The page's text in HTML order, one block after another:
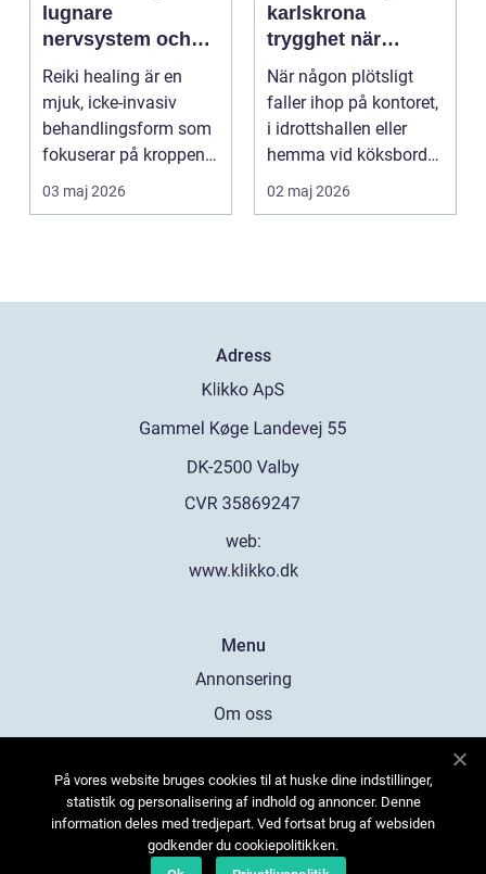
lugnare
nervsystem och
djupare
återhämtning
Reiki healing är en
mjuk, icke-invasiv
behandlingsform som
fokuserar på kroppens
egen förmåga att lä...
03 maj 2026
karlskrona
trygghet när
sekunderna
räknas
När någon plötsligt
faller ihop på kontoret,
i idrottshallen eller
hemma vid köksbordet
finns det ba...
02 maj 2026
Adress
web:
www.klikko.dk
Menu
Annonsering
Om oss
Kontakta oss
Sitemap
På vores website bruges cookies til at huske dine indstillinger,
statistik og personalisering af indhold og annoncer. Denne
information deles med tredjepart. Ved fortsat brug af websiden
godkender du cookiepolitikken.